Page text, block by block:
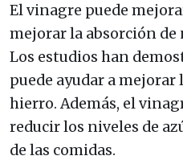
El vinagre puede
mejorar la absorción
Los estudios han
puede ayudar a mejorar
hierro. Además, el
reducir los niveles de
de las comidas.